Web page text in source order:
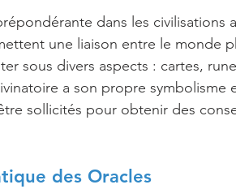
dans les civilisations
une liaison entre le monde
sous divers aspects : cartes,
a son propre symbolisme
sollicités pour obtenir des
des Oracles